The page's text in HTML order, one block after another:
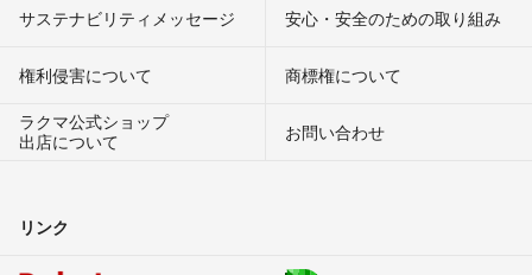
サステナビリティメッセージ 安心・安全のための取り組み
権利侵害について
商標権について
ラクマ公式ショップ
出店について
お問い合わせ
リンク